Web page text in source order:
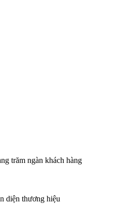
trăm ngàn khách hàng
diện thương hiệu